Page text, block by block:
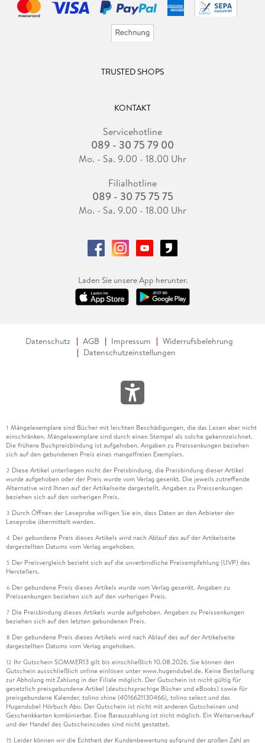
TRUSTED SHOPS
KONTAKT
Servicehotline
089 - 30 75 79 00
Mo. - Sa. 9.00 - 18.00 Uhr
Filialhotline
089 - 30 75 75 75
Mo. - Sa. 9.00 - 18.00 Uhr
Laden Sie unsere App herunter.
Datenschutz AGB Impressum
Widerrufsbelehrung
Datenschutzeinstellungen
1 Mängelexemplare sind Bücher mit leichten Beschädigungen, die das Lesen aber nicht
einschränken. Mängelexemplare sind durch einen Stempel als solche gekennzeichnet.
Die frühere Buchpreisbindung ist aufgehoben. Angaben zu Preissenkungen beziehen
sich auf den gebundenen Preis eines mangelfreien Exemplars.
2 Diese Artikel unterliegen nicht der Preisbindung, die Preisbindung dieser Artikel
wurde aufgehoben oder der Preis wurde vom Verlag gesenkt. Die jeweils zutreffende
Alternative wird Ihnen auf der Artikelseite dargestellt. Angaben zu Preissenkungen
beziehen sich auf den vorherigen Preis.
3 Durch Öffnen der Leseprobe willigen Sie ein, dass Daten an den Anbieter der
Leseprobe übermittelt werden.
4 Der gebundene Preis dieses Artikels wird nach Ablauf des auf der Artikelseite
dargestellten Datums vom Verlag angehoben.
5 Der Preisvergleich bezieht sich auf die unverbindliche Preisempfehlung (UVP) des
Herstellers.
6 Der gebundene Preis dieses Artikels wurde vom Verlag gesenkt. Angaben zu
Preissenkungen beziehen sich auf den vorherigen Preis.
7 Die Preisbindung dieses Artikels wurde aufgehoben. Angaben zu Preissenkungen
beziehen sich auf den letzten gebundenen Preis.
8 Der gebundene Preis dieses Artikels wird nach Ablauf des auf der Artikelseite
dargestellten Datums vom Verlag angehoben.
12 Ihr Gutschein SOMMER13 gilt bis einschließlich 10.08.2026. Sie können den
Gutschein ausschließlich online einlösen unter www.hugendubel.de. Keine Bestellung
zur Abholung mit Zahlung in der Filiale möglich. Der Gutschein ist nicht gültig für
gesetzlich preisgebundene Artikel (deutschsprachige Bücher und eBooks) sowie für
preisgebundene Kalender, tolino shine (4016621130466), tolino select und das
Hugendubel Hörbuch Abo. Der Gutschein ist nicht mit anderen Gutscheinen und
Geschenkkarten kombinierbar. Eine Barauszahlung ist nicht möglich. Ein Weiterverkauf
und der Handel des Gutscheincodes sind nicht gestattet.
15 Leider können wir die Echtheit der Kundenbewertung aufgrund der großen Zahl an